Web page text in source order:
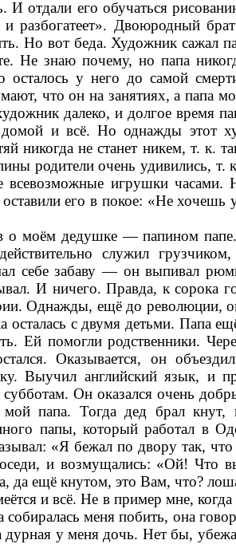
отдали его обучаться
разбогатеет». Двоюродный
Но вот беда. Художник сажал
Не знаю почему, но папа
у него до самой
что он на занятиях, а папа
далеко, и долгое время
и всё. Но однажды этот
никогда не станет никем, т. к.
родители очень удивились, т.
всевозможные игрушки часами.
его в покое: «Не хочешь
о моём дедушке — папином
служил
себе забаву — он выпивал
И ничего. Правда, к сорока
Однажды, ещё до революции,
осталась с двумя детьми. Папа
Ей помогли родственники.
Оказывается, он
Выучил английский язык, и
субботам. Он оказался очень
папа. Тогда дед брал кнут,
папы, который работал в
«Я бежал по двору так,
и возмущались: «Ой! Что
да ещё кнутом, это Вам, что?
и всё. Не в пример мне,
меня побить, она
дурная у меня дочь. Нет бы,